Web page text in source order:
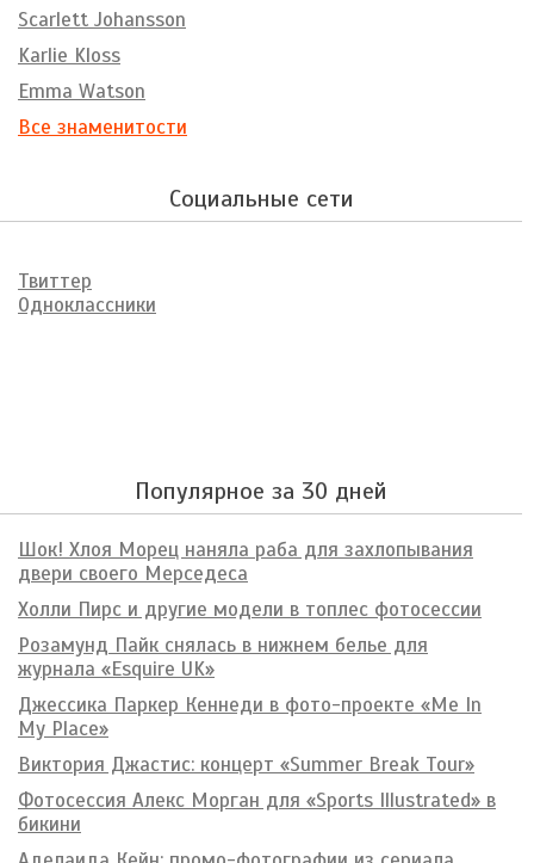
Scarlett Johansson
Karlie Kloss
Emma Watson
Все знаменитости
Социальные сети
Твиттер
Одноклассники
Популярное за 30 дней
Шок! Хлоя Морец наняла раба для захлопывания
двери своего Мерседеса
Холли Пирс и другие модели в топлес фотосессии
Розамунд Пайк снялась в нижнем белье для
журнала «Esquire UK»
Джессика Паркер Кеннеди в фото-проекте «Me In
My Place»
Виктория Джастис: концерт «Summer Break Tour»
Фотосессия Алекс Морган для «Sports Illustrated» в
бикини